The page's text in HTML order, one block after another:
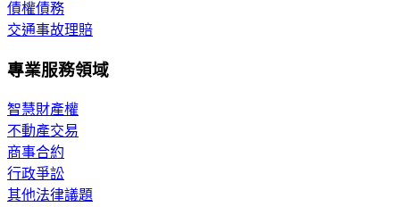
債權債務
交通事故理賠
專業服務領域
智慧財產權
不動產交易
商事合約
行政爭訟
其他法律議題